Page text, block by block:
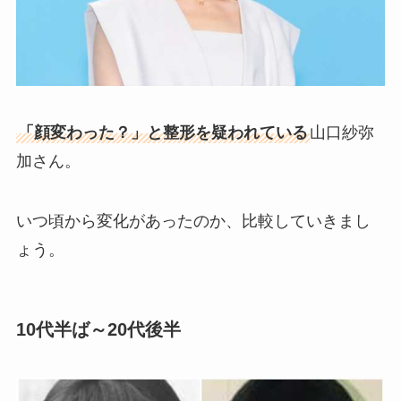
「顔変わった？」と整形を疑われている山口紗弥
加さん。
いつ頃から変化があったのか、比較していきまし
ょう。
10代半ば～20代後半